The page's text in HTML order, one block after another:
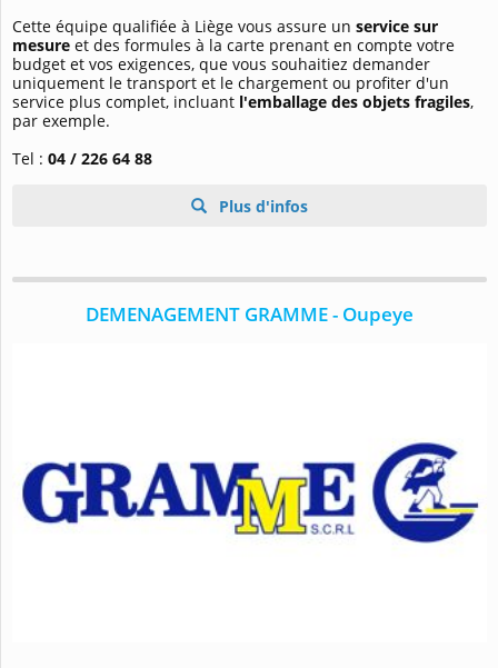
Cette équipe qualifiée à Liège vous assure un service sur
mesure et des formules à la carte prenant en compte votre
budget et vos exigences, que vous souhaitiez demander
uniquement le transport et le chargement ou profiter d'un
service plus complet, incluant l'emballage des objets fragiles,
par exemple.
Tel : 04 / 226 64 88
Plus d'infos
DEMENAGEMENT GRAMME - Oupeye